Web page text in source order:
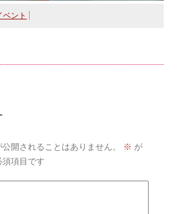
ベント
開されることはありません。 ※ が
項目です